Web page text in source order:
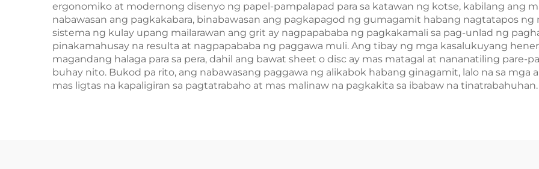
ergonomiko at modernong disenyo ng papel-pampalapad para sa katawan ng kotse, kabilang ang
nabawasan ang pagkakabara, binabawasan ang pagkapagod ng gumagamit habang nagtatapos ng
sistema ng kulay upang mailarawan ang grit ay nagpapababa ng pagkakamali sa pag-unlad ng
pinakamahusay na resulta at nagpapababa ng paggawa muli. Ang tibay ng mga kasalukuyang
magandang halaga para sa pera, dahil ang bawat sheet o disc ay mas matagal at nananatiling pare-
buhay nito. Bukod pa rito, ang nabawasang paggawa ng alikabok habang ginagamit, lalo na sa mga
mas ligtas na kapaligiran sa pagtatrabaho at mas malinaw na pagkakita sa ibabaw na tinatrabahuhan.